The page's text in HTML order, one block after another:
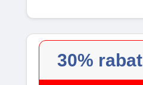
30% rabat